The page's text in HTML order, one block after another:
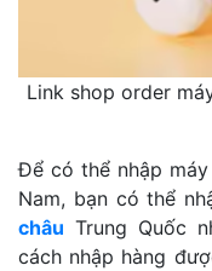
Link shop order
Để có thể nhập
Nam, bạn có thể
châu Trung Quốc
cách nhập hàng